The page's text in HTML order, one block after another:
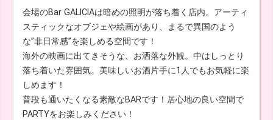
会場のBar GALICIAは暗めの照明が落ち着く店内。アーティ
スティックなオブジェや絵画があり、まるで異国のよう
な”非日常感”を楽しめる空間です！
海外の映画に出てきそうな、お洒落な外観。中はしっとり
落ち着いた雰囲気。美味しいお酒片手に1人でもお気軽に楽
しめます！
普段も通いたくなる素敵なBARです！居心地の良い空間で
PARTYをお楽しみください！